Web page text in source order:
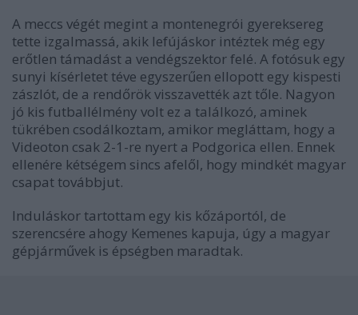
A meccs végét megint a montenegrói gyereksereg
tette izgalmassá, akik lefújáskor intéztek még egy
erőtlen támadást a vendégszektor felé. A fotósuk egy
sunyi kísérletet téve egyszerűen ellopott egy kispesti
zászlót, de a rendőrök visszavették azt tőle. Nagyon
jó kis futballélmény volt ez a találkozó, aminek
tükrében csodálkoztam, amikor megláttam, hogy a
Videoton csak 2-1-re nyert a Podgorica ellen. Ennek
ellenére kétségem sincs afelől, hogy mindkét magyar
csapat továbbjut.
Induláskor tartottam egy kis kőzáportól, de
szerencsére ahogy Kemenes kapuja, úgy a magyar
gépjárművek is épségben maradtak.